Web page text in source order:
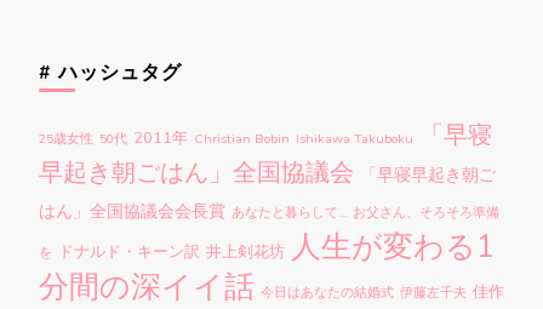
# ハッシュタグ
25歳女性 50代 2011年 Christian Bobin Ishikawa Takuboku
「早寝
早起き朝ごはん」全国協議会
「早寝早起き朝ご
はん」全国協議会会長賞 あなたと暮らして… お父さん、そろそろ準備
を ドナルド・キーン訳 井上剣花坊 人生が変わる1
分間の深イイ話 今日はあなたの結婚式 伊藤左千夫 佳作